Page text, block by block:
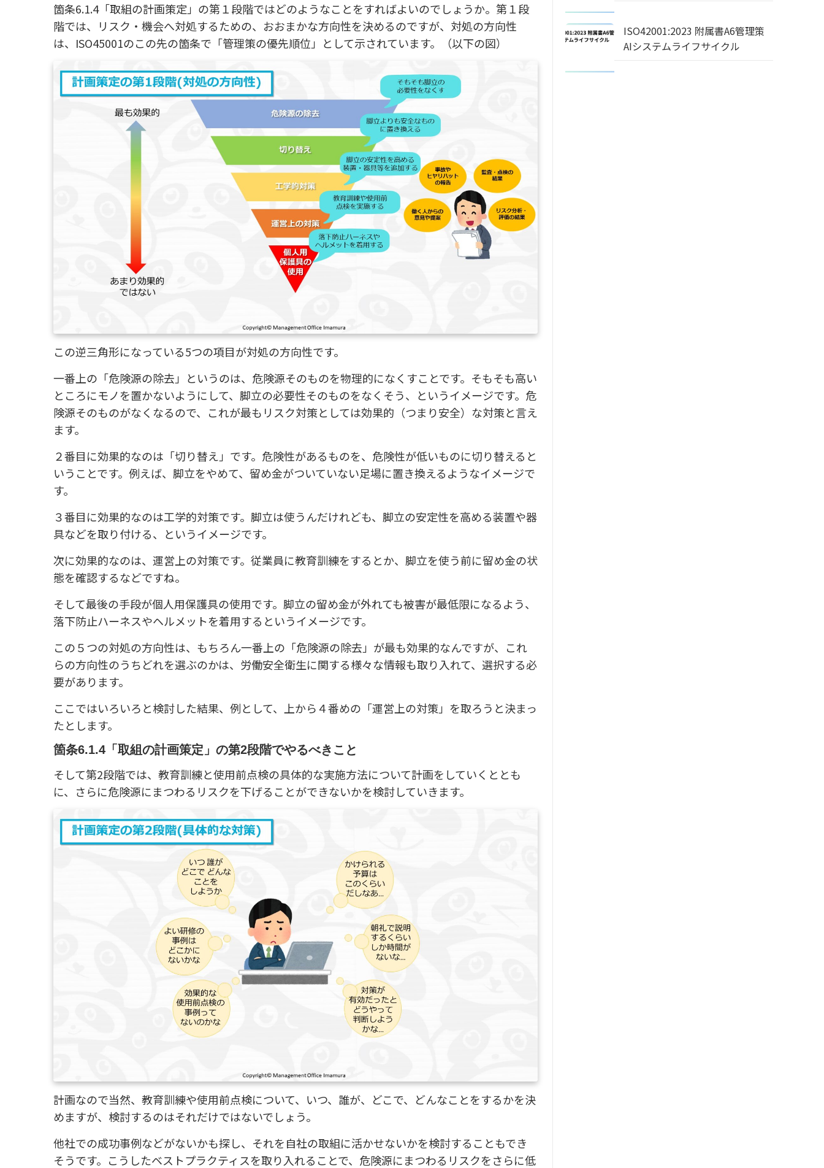
箇条6.1.4「取組の計画策定」の第１段階ではどのようなことをすればよいのでしょうか。第１段
階では、リスク・機会へ対処するための、おおまかな方向性を決めるのですが、対処の方向性
は、ISO45001のこの先の箇条で「管理策の優先順位」として示されています。（以下の図）
この逆三角形になっている5つの項目が対処の方向性です。
一番上の「危険源の除去」というのは、危険源そのものを物理的になくすことです。そもそも高い
ところにモノを置かないようにして、脚立の必要性そのものをなくそう、というイメージです。危
険源そのものがなくなるので、これが最もリスク対策としては効果的（つまり安全）な対策と言え
ます。
２番目に効果的なのは「切り替え」です。危険性があるものを、危険性が低いものに切り替えると
いうことです。例えば、脚立をやめて、留め金がついていない足場に置き換えるようなイメージで
す。
３番目に効果的なのは工学的対策です。脚立は使うんだけれども、脚立の安定性を高める装置や器
具などを取り付ける、というイメージです。
次に効果的なのは、運営上の対策です。従業員に教育訓練をするとか、脚立を使う前に留め金の状
態を確認するなどですね。
そして最後の手段が個人用保護具の使用です。脚立の留め金が外れても被害が最低限になるよう、
落下防止ハーネスやヘルメットを着用するというイメージです。
この５つの対処の方向性は、もちろん一番上の「危険源の除去」が最も効果的なんですが、これ
らの方向性のうちどれを選ぶのかは、労働安全衛生に関する様々な情報も取り入れて、選択する必
要があります。
ここではいろいろと検討した結果、例として、上から４番めの「運営上の対策」を取ろうと決まっ
たとします。
箇条6.1.4「取組の計画策定」の第2段階でやるべきこと
そして第2段階では、教育訓練と使用前点検の具体的な実施方法について計画をしていくととも
に、さらに危険源にまつわるリスクを下げることができないかを検討していきます。
計画なので当然、教育訓練や使用前点検について、いつ、誰が、どこで、どんなことをするかを決
めますが、検討するのはそれだけではないでしょう。
他社での成功事例などがないかも探し、それを自社の取組に活かせないかを検討することもでき
そうです。こうしたベストプラクティスを取り入れることで、危険源にまつわるリスクをさらに低
ISO42001:2023 附属書A6管理策
AIシステムライフサイクル